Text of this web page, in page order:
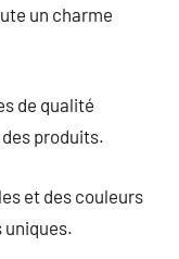
un charme
de qualité
produits.
et des couleurs
uniques.